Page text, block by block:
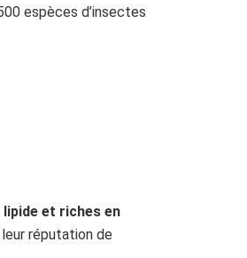
espèces d’insectes
lipide et riches en
réputation de